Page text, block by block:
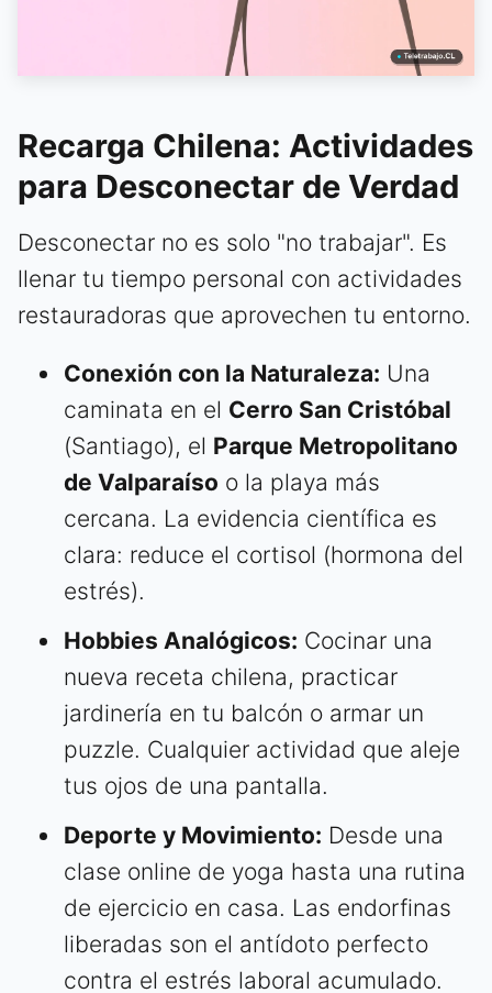
Recarga Chilena: Actividades
para Desconectar de Verdad
Desconectar no es solo "no trabajar". Es
llenar tu tiempo personal con actividades
restauradoras que aprovechen tu entorno.
Conexión con la Naturaleza: Una
caminata en el Cerro San Cristóbal
(Santiago), el Parque Metropolitano
de Valparaíso o la playa más
cercana. La evidencia científica es
clara: reduce el cortisol (hormona del
estrés).
Hobbies Analógicos: Cocinar una
nueva receta chilena, practicar
jardinería en tu balcón o armar un
puzzle. Cualquier actividad que aleje
tus ojos de una pantalla.
Deporte y Movimiento: Desde una
clase online de yoga hasta una rutina
de ejercicio en casa. Las endorfinas
liberadas son el antídoto perfecto
contra el estrés laboral acumulado.